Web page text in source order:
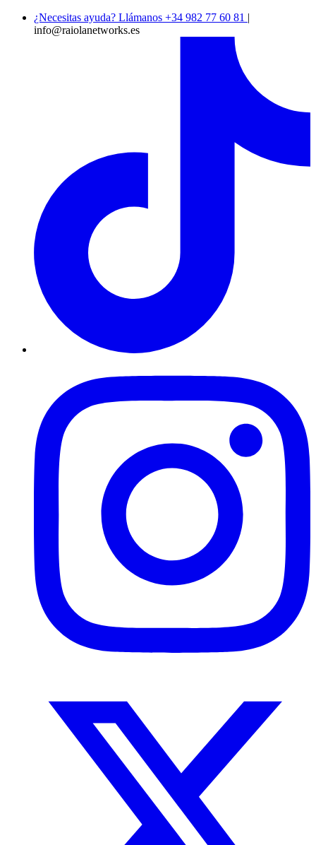
¿Necesitas ayuda? Llámanos +34 982 77 60 81 |
info@raiolanetworks.es